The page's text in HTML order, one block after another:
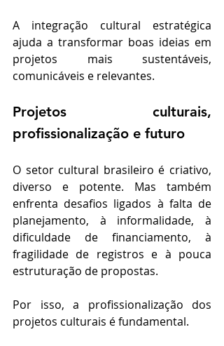
A integração cultural estratégica
ajuda a transformar boas ideias em
projetos mais sustentáveis,
comunicáveis e relevantes.
Projetos culturais,
profissionalização e futuro
O setor cultural brasileiro é criativo,
diverso e potente. Mas também
enfrenta desafios ligados à falta de
planejamento, à informalidade, à
dificuldade de financiamento, à
fragilidade de registros e à pouca
estruturação de propostas.
Por isso, a profissionalização dos
projetos culturais é fundamental.